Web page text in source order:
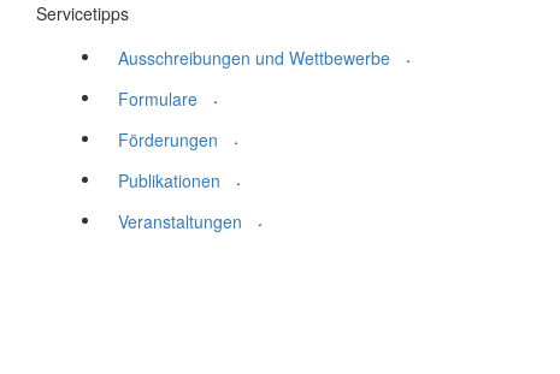
Servicetipps
Ausschreibungen und Wettbewerbe
.
Formulare
.
Förderungen
.
Publikationen
.
Veranstaltungen
.